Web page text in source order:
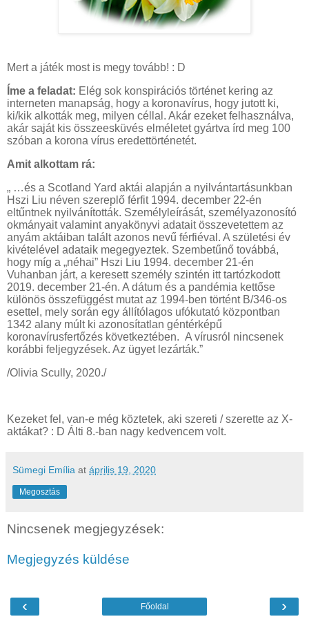
Mert a játék most is megy tovább! : D
Íme a feladat: Elég sok konspirációs történet kering az
interneten manapság, hogy a koronavírus, hogy jutott ki,
ki/kik alkották meg, milyen céllal. Akár ezeket felhasználva,
akár saját kis összeesküvés elméletet gyártva írd meg 100
szóban a korona vírus eredettörténetét.
Amit alkottam rá:
„ …és a Scotland Yard aktái alapján a nyilvántartásunkban
Hszi Liu néven szereplő férfit 1994. december 22-én
eltűntnek nyilvánították. Személyleírását, személyazonosító
okmányait valamint anyakönyvi adatait összevetettem az
anyám aktáiban talált azonos nevű férfiéval. A születési év
kivételével adataik megegyeztek. Szembetűnő továbbá,
hogy míg a „néhai” Hszi Liu 1994. december 21-én
Vuhanban járt, a keresett személy szintén itt tartózkodott
2019. december 21-én. A dátum és a pandémia kettőse
különös összefüggést mutat az 1994-ben történt B/346-os
esettel, mely során egy állítólagos ufókutató központban
1342 alany múlt ki azonosítatlan géntérképű
koronavírusfertőzés következtében. A vírusról nincsenek
korábbi feljegyzések. Az ügyet lezárták.”
/Olivia Scully, 2020./
Kezeket fel, van-e még köztetek, aki szereti / szerette az X-
aktákat? : D Álti 8.-ban nagy kedvencem volt.
Sümegi Emília at április 19, 2020
Megosztás
Nincsenek megjegyzések:
Megjegyzés küldése
‹ ›
Főoldal